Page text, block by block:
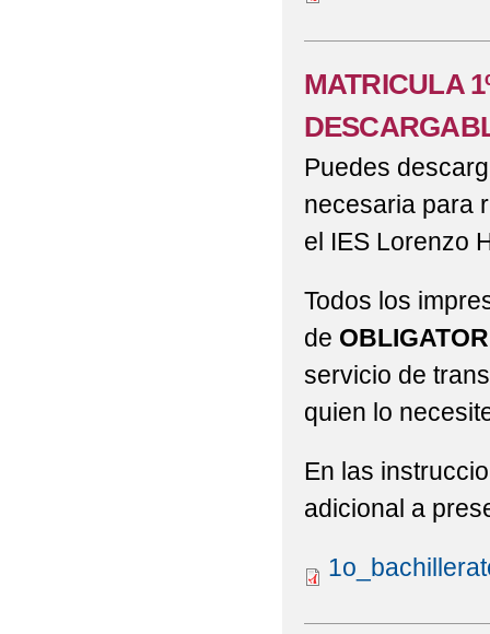
MATRICULA
Puedes
necesaria para
el IES Lorenzo
Todos los
de
servicio de
quien lo
En las
adicional a